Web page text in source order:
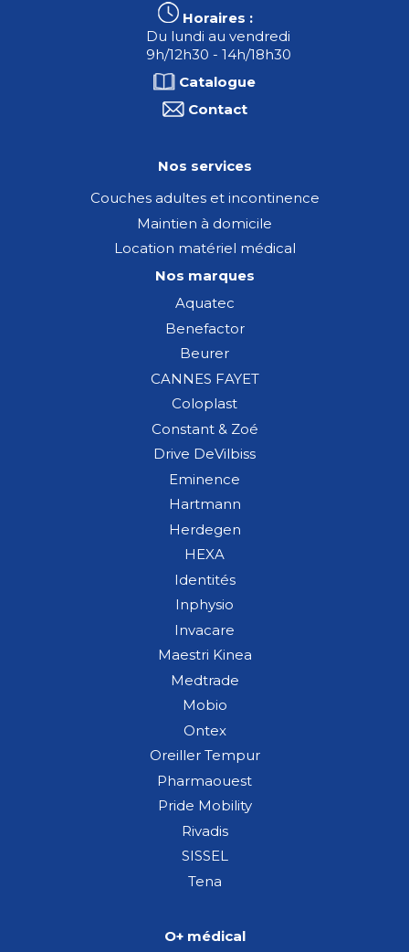
Horaires :
Du lundi au vendredi
9h/12h30 - 14h/18h30
Catalogue
Contact
Nos services
Couches adultes et incontinence
Maintien à domicile
Location matériel médical
Nos marques
Aquatec
Benefactor
Beurer
CANNES FAYET
Coloplast
Constant & Zoé
Drive DeVilbiss
Eminence
Hartmann
Herdegen
HEXA
Identités
Inphysio
Invacare
Maestri Kinea
Medtrade
Mobio
Ontex
Oreiller Tempur
Pharmaouest
Pride Mobility
Rivadis
SISSEL
Tena
O+ médical